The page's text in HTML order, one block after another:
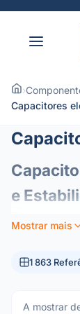
›
Capacitores
e
circuitos.
Mostrar mais
1 863
A mostrar